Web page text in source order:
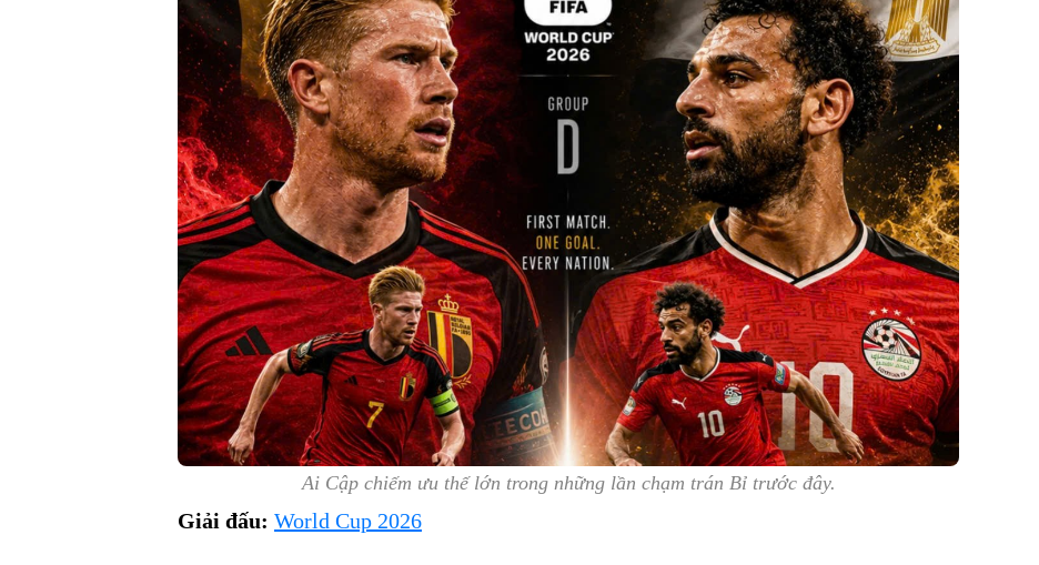
Ai Cập chiếm ưu thế lớn trong những lần chạm trán Bỉ trước đây.
Giải đấu: World Cup 2026